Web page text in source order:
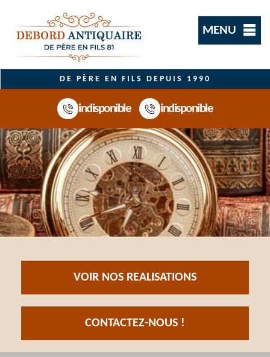
MENU
DE PÈRE EN FILS DEPUIS 1990
indisponible indisponible
VOIR NOS REALISATIONS
CONTACTEZ-NOUS !